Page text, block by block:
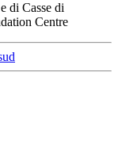
di Casse di
Centre